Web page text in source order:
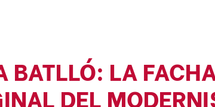
BATLLÓ: LA
DEL